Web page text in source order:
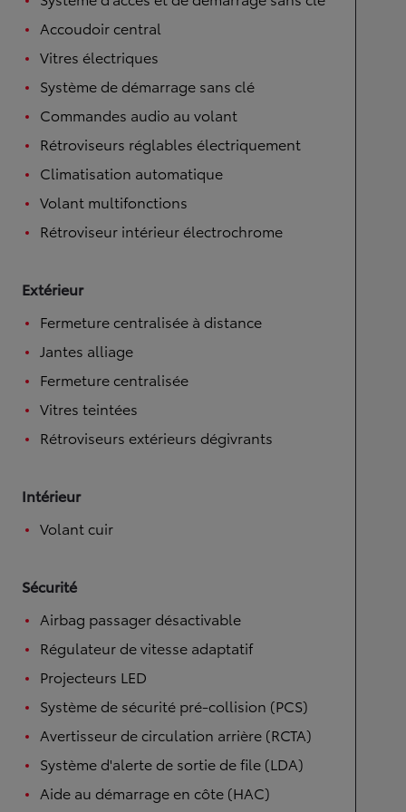
Accoudoir central
Vitres électriques
Système de démarrage sans clé
Commandes audio au volant
Rétroviseurs réglables électriquement
Climatisation automatique
Volant multifonctions
Rétroviseur intérieur électrochrome
Extérieur
Fermeture centralisée à distance
Jantes alliage
Fermeture centralisée
Vitres teintées
Rétroviseurs extérieurs dégivrants
Intérieur
Volant cuir
Sécurité
Airbag passager désactivable
Régulateur de vitesse adaptatif
Projecteurs LED
Système de sécurité pré-collision (PCS)
Avertisseur de circulation arrière (RCTA)
Système d'alerte de sortie de file (LDA)
Aide au démarrage en côte (HAC)